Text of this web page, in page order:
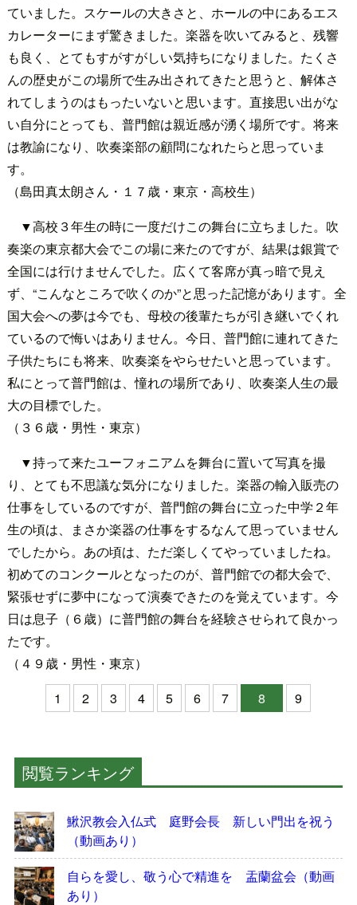
ていました。スケールの大きさと、ホールの中にあるエス
カレーターにまず驚きました。楽器を吹いてみると、残響
も良く、とてもすがすがしい気持ちになりました。たくさ
んの歴史がこの場所で生み出されてきたと思うと、解体さ
れてしまうのはもったいないと思います。直接思い出がな
い自分にとっても、普門館は親近感が湧く場所です。将来
は教諭になり、吹奏楽部の顧問になれたらと思っていま
す。
（島田真太朗さん・１７歳・東京・高校生）
▼高校３年生の時に一度だけこの舞台に立ちました。吹
奏楽の東京都大会でこの場に来たのですが、結果は銀賞で
全国には行けませんでした。広くて客席が真っ暗で見え
ず、“こんなところで吹くのか”と思った記憶があります。全
国大会への夢は今でも、母校の後輩たちが引き継いでくれ
ているので悔いはありません。今日、普門館に連れてきた
子供たちにも将来、吹奏楽をやらせたいと思っています。
私にとって普門館は、憧れの場所であり、吹奏楽人生の最
大の目標でした。
（３６歳・男性・東京）
▼持って来たユーフォニアムを舞台に置いて写真を撮
り、とても不思議な気分になりました。楽器の輸入販売の
仕事をしているのですが、普門館の舞台に立った中学２年
生の頃は、まさか楽器の仕事をするなんて思っていません
でしたから。あの頃は、ただ楽しくてやっていましたね。
初めてのコンクールとなったのが、普門館での都大会で、
緊張せずに夢中になって演奏できたのを覚えています。今
日は息子（６歳）に普門館の舞台を経験させられて良かっ
たです。
（４９歳・男性・東京）
1
2 3 4 5 6 7 8 9
閲覧ランキング
鰍沢教会入仏式 庭野会長 新しい門出を祝う
（動画あり）
自らを愛し、敬う心で精進を 盂蘭盆会（動画
あり）